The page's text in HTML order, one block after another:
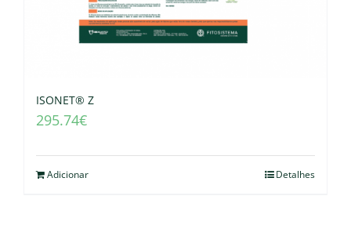
ISONET® Z
295.74€
Adicionar Detalhes